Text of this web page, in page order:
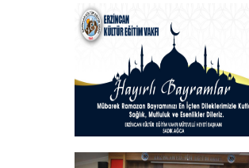
VAKIF BAŞKANIMIZDAN 19 MAYIS
MESAJI
+
Hayırlı Bayramlar